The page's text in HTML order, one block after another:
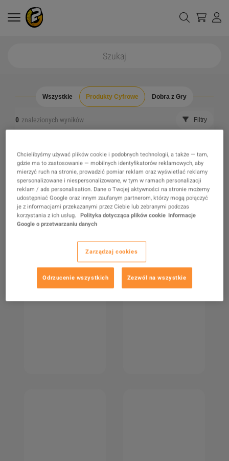
Wszystkie Produkty Cyfrowe Dobra z Gry
0 znalezionych wyników Filtry
Ukryj wyprzedane Wyczyść wszystkie filtry
Nie znaleziono produktu, którego szukasz, może
zainteresuje Cię jedna z naszych rekomendacji?
Chcielibyśmy używać plików cookie i podobnych technologii, a także — tam,
gdzie ma to zastosowanie — mobilnych identyfikatorów reklamowych, aby
mierzyć ruch na stronie, prowadzić pomiar reklam oraz wyświetlać reklamy
spersonalizowane i niespersonalizowane, w tym w ramach personalizacji
reklam / ads personalisation. Dane o Twojej aktywności na stronie możemy
udostępniać Google oraz innym zaufanym partnerom, którzy mogą połączyć
je z informacjami przekazanymi przez Ciebie lub zebranymi podczas
korzystania z ich usług.
Polityka dotycząca plików cookie Informacje
Google o przetwarzaniu danych
Zarządzaj cookies
Odrzucenie wszystkich Zezwól na wszystkie